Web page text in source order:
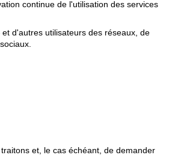
continue de l'utilisation des services
d'autres utilisateurs des réseaux, de
et, le cas échéant, de demander